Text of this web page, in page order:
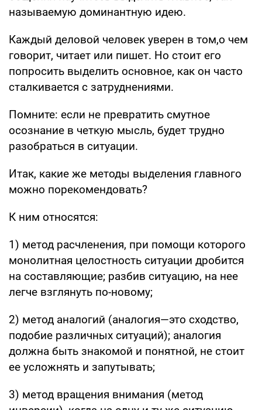
называемую доминантную идею.
Каждый деловой человек уверен в том,о чем
говорит, читает или пишет. Но стоит его
попросить выделить основное, как он часто
сталкивается с затруднениями.
Помните: если не превратить смутное
осознание в четкую мысль, будет трудно
разобраться в ситуации.
Итак, какие же методы выделения главного
можно порекомендовать?
К ним относятся:
1) метод расчленения, при помощи которого
монолитная целостность ситуации дробится
на составляющие; разбив ситуацию, на нее
легче взглянуть по-новому;
2) метод аналогий (аналогия—это сходство,
подобие различных ситуаций); аналогия
должна быть знакомой и понятной, не стоит
ее усложнять и запутывать;
3) метод вращения внимания (метод